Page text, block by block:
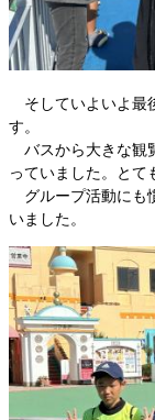
そしていよいよ最
す。
バスから大きな観
っていました。とて
グループ活動にも
いました。